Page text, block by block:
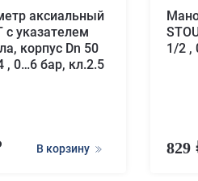
аксиальный
с указателем
корпус Dn 50
, 0…6 бар, кл.2.5
В корзину
1/2 ,
829